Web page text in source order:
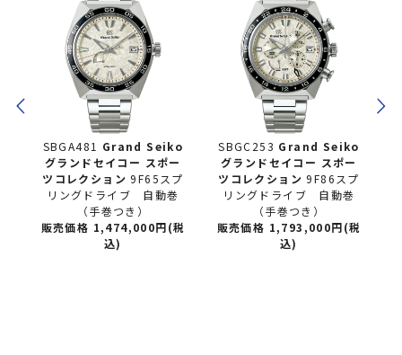
SBGA481 Grand Seiko
グランドセイコー スポー
ツコレクション9F65スプ
リングドライブ 自動巻
（手巻つき）
販売価格 1,474,000円(税
込)
SBGC253 Grand Seiko
グランドセイコー スポー
ツコレクション9F86スプ
リングドライブ 自動巻
（手巻つき）
販売価格 1,793,000円(税
込)